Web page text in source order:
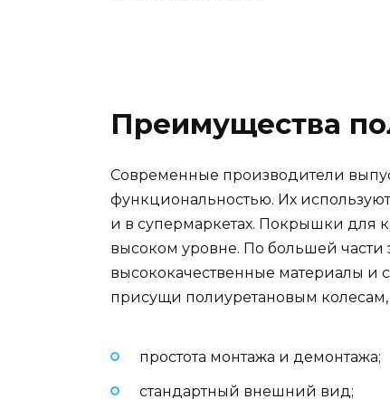
Преимущества
Современные производители
функциональностью. Их
и в супермаркетах. Покрышки для
высоком уровне. По большей части
высококачественные материалы и
присущи полиуретановым
простота монтажа и демонтажа;
стандартный внешний вид;